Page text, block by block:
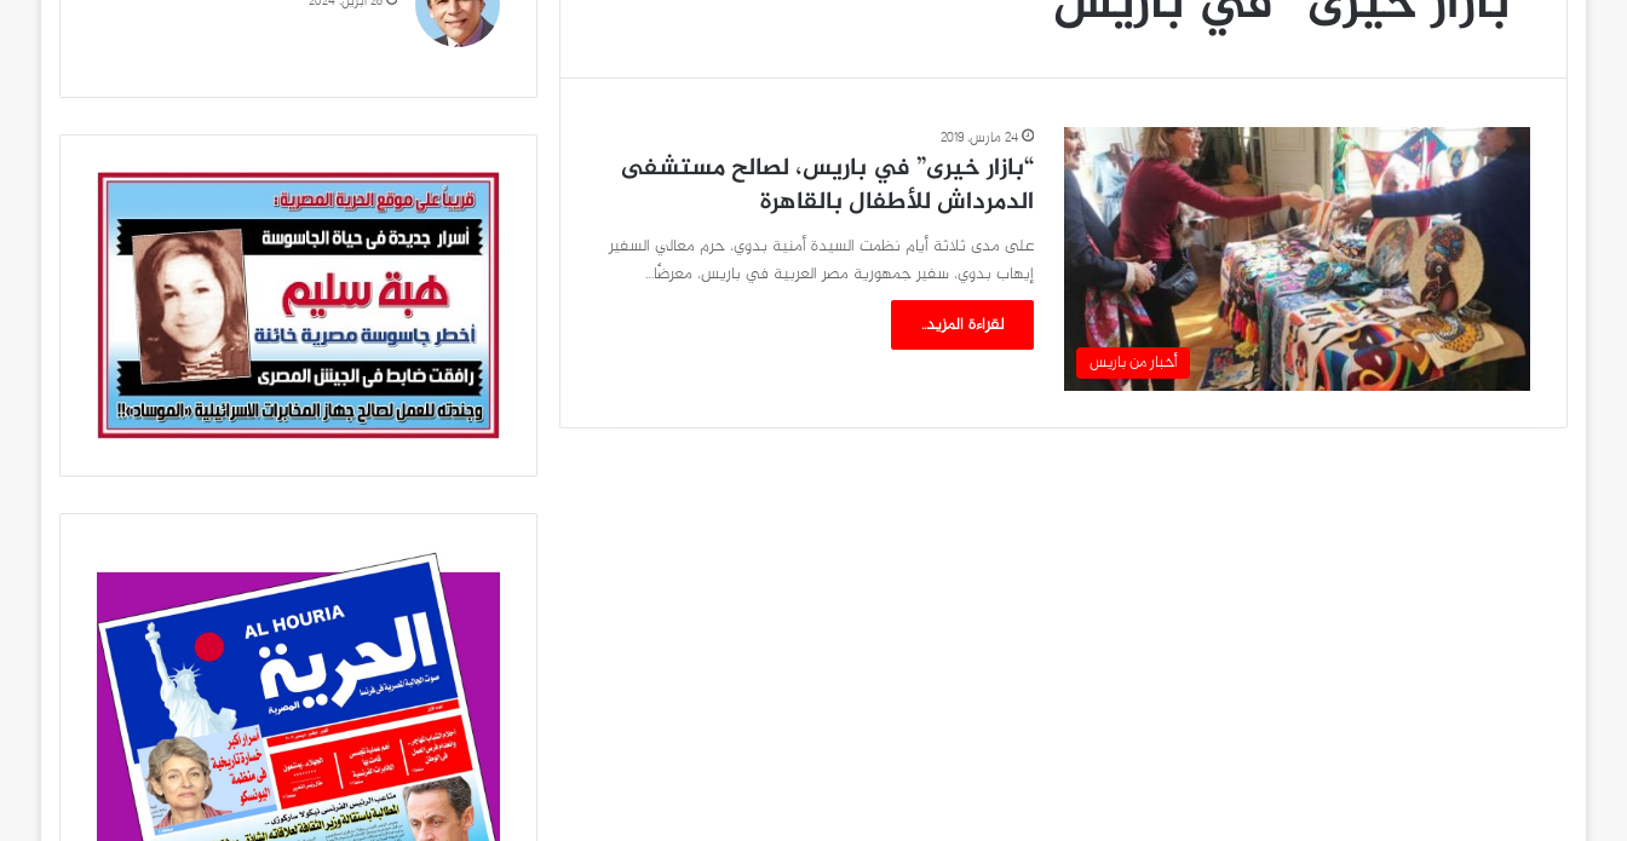
أخبار من باريس
24 مارس، 2019
“بازار خيرى” في باريس، لصالح مستشفى
الدمرداش للأطفال بالقاهرة
على مدى ثلاثة أيام نظمت السيدة أمنية بدوي، حرم معالي السفير
إيهاب بدوي، سفير جمهورية مصر العربية في باريس، معرضًا…
لقراءة المزيد..